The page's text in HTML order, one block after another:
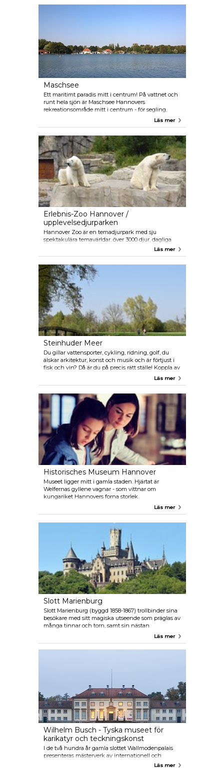
Maschsee
Ett maritimt paradis mitt i centrum! På vattnet och
runt hela sjön är Maschsee Hannovers
rekreationsområde mitt i centrum - för segling,
paddling och pedalbåt, för joggare, skridskoåkare
Läs mer
Erlebnis-Zoo Hannover /
upplevelsedjurparken
Hannover Zoo är en temadjurpark med sju
spektakulära temavärldar, över 3000 djur, dagliga
djurshower och utfodringar. Parken tillhör de
viktigaste turistattraktionerna i Nordtyskland. Till
Sambesi-båtstur och sommarrodelbanor
Läs mer
Steinhuder Meer
Du gillar vattensporter, cykling, ridning, golf, du
älskar arkitektur, konst och musik och är förtjust i
fisk och vin? Då är du på precis rätt ställe! Koppla av
Läs mer
Historisches Museum Hannover
Museet ligger mitt i gamla staden. Hjärtat är
Welfernas gyllene vagnar - som vittnar om
kungariket Hannovers forna storlek.
Läs mer
Slott Marienburg
Slott Marienburg (byggd 1858-1867) trollbinder sina
besökare med sitt magiska utseende som präglas av
många tinnar och torn, samt sin nästan
fullständigt bevarade interiör. Upptäck slottet på en
slottsrestaurangen.
Läs mer
Wilhelm Busch - Tyska museet för
karikatyr och teckningskonst
I de två hundra år gamla slottet Wallmodenpalais
presenteras mästerverk av internationell och
historisk bildsatir samt verk av Wilhelm Busch.
Läs mer